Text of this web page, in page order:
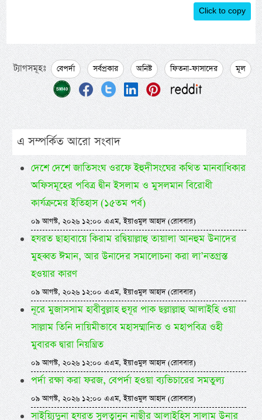
Click to copy
ট্যাগসমূহঃ বেপর্দা সর্বপ্রকার অনিষ্ট ফিতনা-ফাসাদের মূল
এ সম্পর্কিত আরো সংবাদ
দেশে দেশে জাতিসংঘ ওরফে ইহুদীসংঘের কথিত মানবাধিকার
অফিসমূহের পবিত্র দ্বীন ইসলাম ও মুসলমান বিরোধী
কার্যক্রমের ইতিহাস (১৫তম পর্ব)
০৯ আগস্ট, ২০২৬ ১২:০০ এএম, ইয়াওমুল আহাদ (রোববার)
হযরত ছাহাবায়ে কিরাম রদ্বিয়াল্লাহু তায়ালা আনহুম উনাদের
মুহব্বত ঈমান, আর উনাদের সমালোচনা করা লা’নতগ্রস্ত
হওয়ার কারণ
০৯ আগস্ট, ২০২৬ ১২:০০ এএম, ইয়াওমুল আহাদ (রোববার)
নূরে মুজাসসাম হাবীবুল্লাহ হুযূর পাক ছল্লাল্লাহু আলাইহি ওয়া
সাল্লাম তিনি দায়িমীভাবে মহাসম্মানিত ও মহাপবিত্র ওহী
মুবারক দ্বারা নিয়ন্ত্রিত
০৯ আগস্ট, ২০২৬ ১২:০০ এএম, ইয়াওমুল আহাদ (রোববার)
পর্দা রক্ষা করা ফরজ, বেপর্দা হওয়া ব্যভিচারের সমতুল্য
০৯ আগস্ট, ২০২৬ ১২:০০ এএম, ইয়াওমুল আহাদ (রোববার)
সাইয়্যিদুনা হযরত সুলত্বানুন নাছীর আলাইহিস সালাম উনার